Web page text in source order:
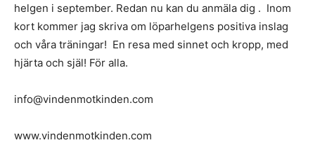
helgen i september. Redan nu kan du anmäla dig . Inom
kort kommer jag skriva om löparhelgens positiva inslag
och våra träningar! En resa med sinnet och kropp, med
hjärta och själ! För alla.
info@vindenmotkinden.com
www.vindenmotkinden.com